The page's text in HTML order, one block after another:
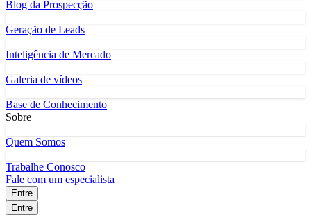
Blog da Prospecção
Geração de Leads
Inteligência de Mercado
Galeria de vídeos
Base de Conhecimento
Sobre
Quem Somos
Trabalhe Conosco
Fale com um especialista
Entre
Entre